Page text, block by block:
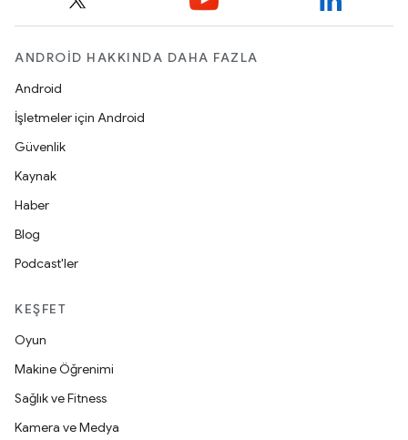
ANDROID HAKKINDA DAHA FAZLA
Android
İşletmeler için Android
Güvenlik
Kaynak
Haber
Blog
Podcast'ler
KEŞFET
Oyun
Makine Öğrenimi
Sağlık ve Fitness
Kamera ve Medya